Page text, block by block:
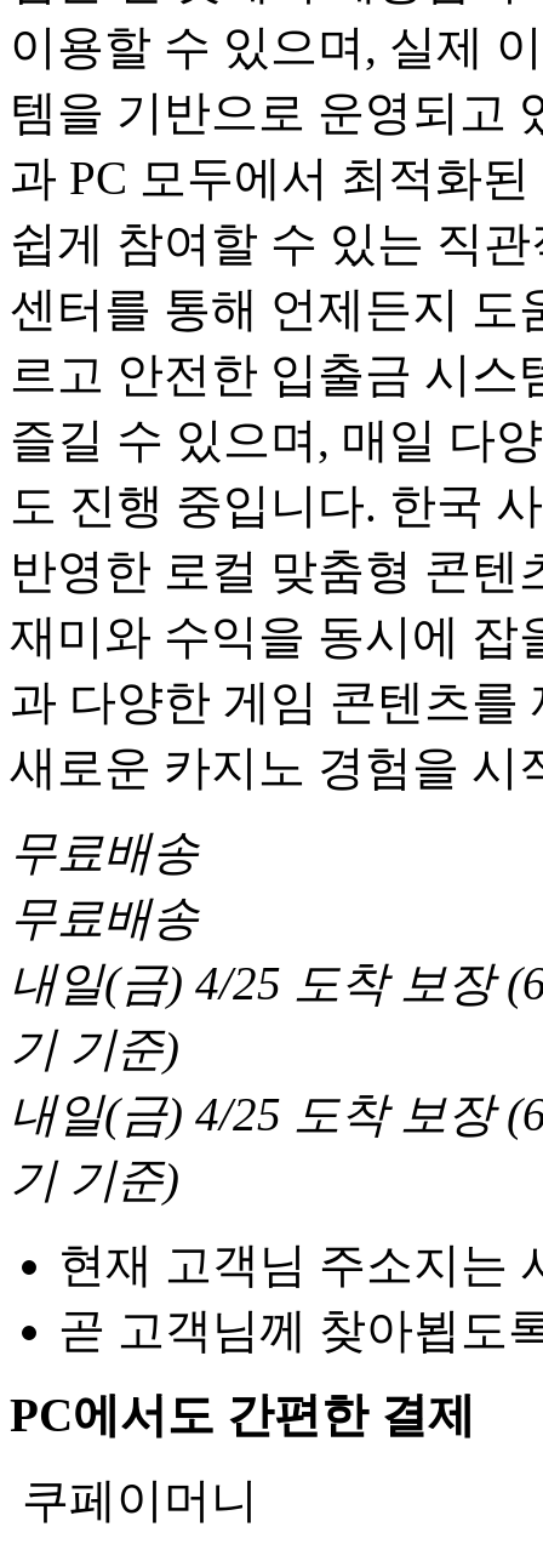
이용할 수 있으며, 실제
템을 기반으로 운영되고
과 PC 모두에서 최적화
쉽게 참여할 수 있는 직
센터를 통해 언제든지 도
르고 안전한 입출금 시스
즐길 수 있으며, 매일 다
도 진행 중입니다. 한국
반영한 로컬 맞춤형 콘텐
재미와 수익을 동시에 잡
과 다양한 게임 콘텐츠를
새로운 카지노 경험을 시
무료배송
무료배송
내일(금) 4/25 도착 보장(
기 기준)
내일(금) 4/25 도착 보장(
기 기준)
현재 고객님 주소지는
곧 고객님께 찾아뵙도
PC에서도 간편한 결제
쿠페이머니